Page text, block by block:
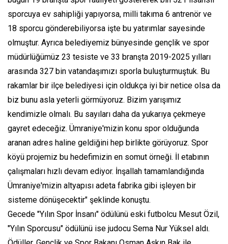
sporcuya ev sahipliği yapıyorsa, milli takıma 6 antrenör ve
18 sporcu gönderebiliyorsa işte bu yatırımlar sayesinde
olmuştur. Ayrıca belediyemiz bünyesinde gençlik ve spor
müdürlüğümüz 23 tesiste ve 33 branşta 2019-2025 yılları
arasında 327 bin vatandaşımızı sporla buluşturmuştuk. Bu
rakamlar bir ilçe belediyesi için oldukça iyi bir netice olsa da
biz bunu asla yeterli görmüyoruz. Bizim yarışımız
kendimizle olmalı. Bu sayıları daha da yukarıya çekmeye
gayret edeceğiz. Ümraniye'mizin konu spor olduğunda
aranan adres haline geldiğini hep birlikte görüyoruz. Spor
köyü projemiz bu hedefimizin en somut örneği. İl etabının
çalışmaları hızlı devam ediyor. İnşallah tamamlandığında
Ümraniye'mizin altyapısı adeta fabrika gibi işleyen bir
sisteme dönüşecektir" şeklinde konuştu.
Gecede "Yılın Spor İnsanı" ödülünü eski futbolcu Mesut Özil,
"Yılın Sporcusu" ödülünü ise judocu Sema Nur Yüksel aldı.